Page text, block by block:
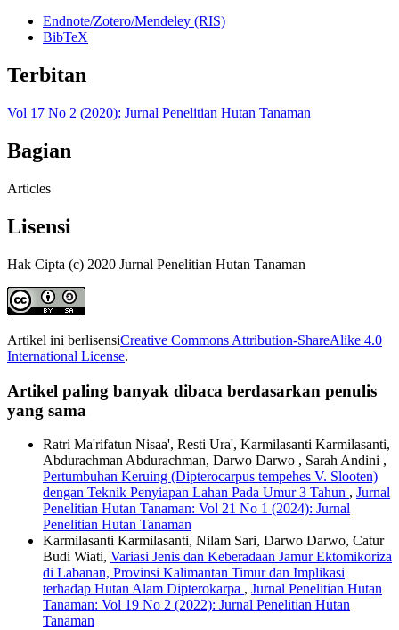
Endnote/Zotero/Mendeley (RIS)
BibTeX
Terbitan
Vol 17 No 2 (2020): Jurnal Penelitian Hutan Tanaman
Bagian
Articles
Lisensi
Hak Cipta (c) 2020 Jurnal Penelitian Hutan Tanaman
Artikel ini berlisensiCreative Commons Attribution-ShareAlike 4.0
International License.
Artikel paling banyak dibaca berdasarkan penulis
yang sama
Ratri Ma'rifatun Nisaa', Resti Ura', Karmilasanti Karmilasanti,
Abdurachman Abdurachman, Darwo Darwo , Sarah Andini ,
Pertumbuhan Keruing (Dipterocarpus tempehes V. Slooten)
dengan Teknik Penyiapan Lahan Pada Umur 3 Tahun , Jurnal
Penelitian Hutan Tanaman: Vol 21 No 1 (2024): Jurnal
Penelitian Hutan Tanaman
Karmilasanti Karmilasanti, Nilam Sari, Darwo Darwo, Catur
Budi Wiati, Variasi Jenis dan Keberadaan Jamur Ektomikoriza
di Labanan, Provinsi Kalimantan Timur dan Implikasi
terhadap Hutan Alam Dipterokarpa , Jurnal Penelitian Hutan
Tanaman: Vol 19 No 2 (2022): Jurnal Penelitian Hutan
Tanaman